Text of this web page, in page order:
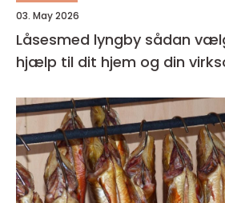
03. May 2026
Låsesmed lyngby sådan vælger du den rette
hjælp til dit hjem og din